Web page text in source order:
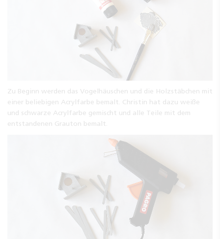
Zu Beginn werden das Vogelhäuschen und die Holzstäbchen mit
einer beliebigen Acrylfarbe bemalt. Christin hat dazu weiße
und schwarze Acrylfarbe gemischt und alle Teile mit dem
entstandenen Grauton bemalt.